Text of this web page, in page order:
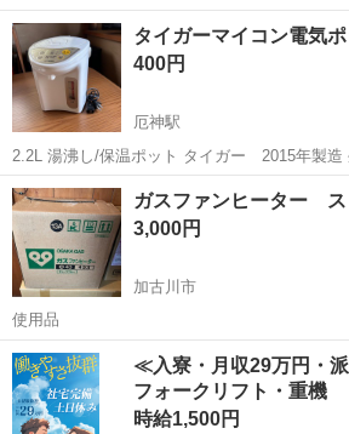
タイガーマイコン電気ポ
400円
厄神駅
2.2L 湯沸し/保温ポット タイガー 2015年製造
年使用で少し焼けありますが問題ありません。
けします。 引き取り来られる方 宜しくお願い
兵庫 加古川市 キッチン家電
ガスファンヒーター
3,000円
加古川市
使用品
兵庫 加古川市 季節、空調家電 ガ
≪入寮・月収29万円・
フォークリフト・重機
時給1,500円